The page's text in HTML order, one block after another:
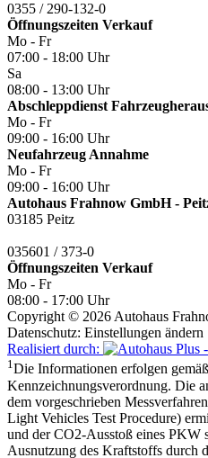
0355 / 290-132-0
Öffnungszeiten Verkauf
Mo - Fr
07:00 - 18:00 Uhr
Sa
08:00 - 13:00 Uhr
Abschleppdienst
Mo - Fr
09:00 - 16:00 Uhr
Neufahrzeug Annahme
Mo - Fr
09:00 - 16:00 Uhr
Autohaus Frahnow GmbH -
03185 Peitz
035601 / 373-0
Öffnungszeiten Verkauf
Mo - Fr
08:00 - 17:00 Uhr
Copyright © 2026 Autohaus
Datenschutz: Einstellungen ändern
Realisiert durch:
1Die Informationen erfolgen
Kennzeichnungsverordnung. Die
dem vorgeschrieben
Light Vehicles Test Procedure)
und der CO2-Ausstoß eines PKW
Ausnutzung des Kraftstoffs durch